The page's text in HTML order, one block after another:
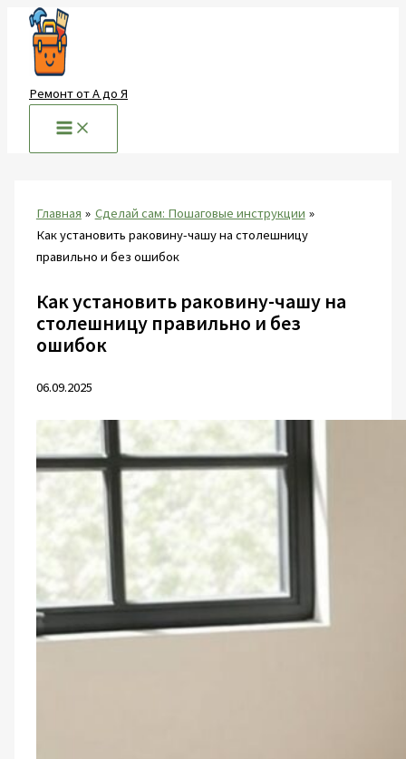
Перейти
содержимому
Ремонт от А до Я
Главная
Сделай сам: Пошаговые инструкции
Как установить раковину-чашу на столешницу
правильно и без ошибок
Как установить раковину-чашу на
столешницу правильно и без
ошибок
06.09.2025